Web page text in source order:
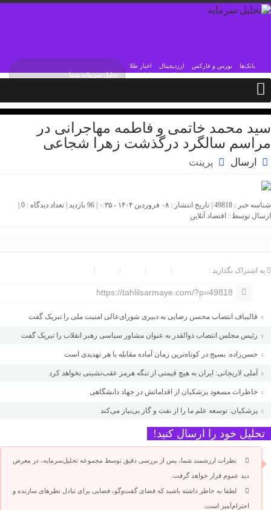
اخبار طلا ارزدیجیتال بورس و فارکس بانک‌ها
دوشنبه / ۱۹ مرداد / ۱۴۰۵
سید محمد خاتمی و فاطمه مهاجرانی در
مراسم سالگرد درگذشت زهرا شجاعی
ارسال پرینت
شناسه خبر : 49818 | تاریخ انتشار : ۰۸ فروردین ۱۴۰۴ - ۰:۳۵ | 96 بازدید | تعداد دیدگاه : 0
ارسال توسط : اقتصاد آنلاین
به اشتراک بگذارید :
https://tahlilsarmaye.com/?p=49818
قالیباف انتصاب محسن رضایی به دبیری شورای‌عالی امنیت ملی را تبریک گفت
رئیس مجلس انتصاب ذوالقدر به عنوان مشاور سیاسی رهبر انقلاب را تبریک گفت
حسن‌زاده: بسیج در کوتاه‌ترین زمان آماده مقابله با هر تهدیدی است
آملی‌ لاریجانی: ایران به هیچ قیمتی از تنگه هرمز عقب‌نشینی نخواهد کرد
خاطرات مسعود پزشکیان از اقداماتش در جهاد دانشگاهی
پزشکیان: توسعه علم ما را از نفت و گاز بی‌نیاز می‌کند
تحلیل خود را ارسال کنید!
نظرات ارزشمند شما، پس از بررسی دقیق توسط مجموعه تحلیل‌سرمایه، در معرض
دید عموم قرار خواهد گرفت.
لطفا به خاطر داشته باشید که فضای گفت‌وگو، فضایی برای تبادل نظرهای سازنده و
احترام‌آمیز است.